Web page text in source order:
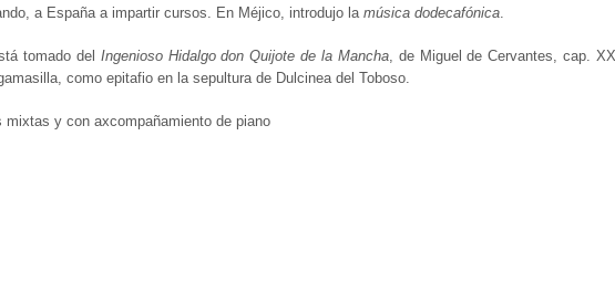
a España a impartir cursos. En Méjico, introdujo la música dodecafónica
tomado del Ingenioso Hidalgo don Quijote de la Mancha, de Miguel de Cervantes, cap.
como epitafio en la sepultura de Dulcinea del Toboso.
y con axcompañamiento de piano